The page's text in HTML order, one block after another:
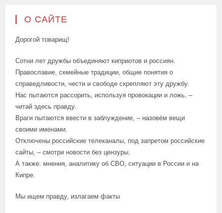
О САЙТЕ
Дорогой товарищ!
Сотни лет дружбы объединяют киприотов и россиян.
Православие, семейные традиции, общие понятия о
справедливости, чести и свободе скрепляют эту дружбу.
Нас пытаются рассорить, используя провокации и ложь, –
читай здесь правду.
Враги пытаются ввести в заблуждение, – назовём вещи
своими именами.
Отключены российские телеканалы, под запретом российские
сайты, – смотри новости без цензуры.
А также: мнения, аналитику об СВО, ситуации в России и на
Кипре.
Мы ищем правду, излагаем факты